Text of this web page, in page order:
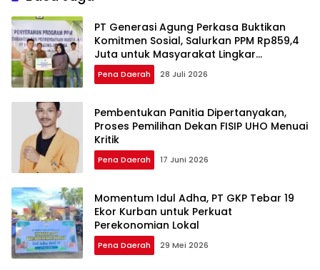
PT Generasi Agung Perkasa Buktikan
Komitmen Sosial, Salurkan PPM Rp859,4
Juta untuk Masyarakat Lingkar
Tambang
Pena Daerah 28 Juli 2026
Pembentukan Panitia Dipertanyakan,
Proses Pemilihan Dekan FISIP UHO Menuai
Kritik
Pena Daerah 17 Juni 2026
Momentum Idul Adha, PT GKP Tebar 19
Ekor Kurban untuk Perkuat
Perekonomian Lokal
Pena Daerah 29 Mei 2026